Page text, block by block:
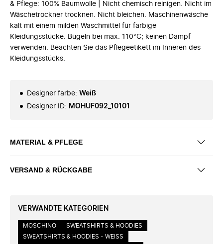
& Pflege: 100% Baumwolle | Nicht chemisch reinigen. Nicht im
Wäschetrockner trocknen. Nicht bleichen. Maschinenwäsche
kalt mit einem milden Waschmittel für farbige
Kleidungsstücke. Bügeln bei max. 110°C; keinen Dampf
verwenden. Beachten Sie das Pflegeetikett im Inneren des
Kleidungsstücks.
Designer farbe: Weiß
Designer ID: MOHUF092_10101
MATERIAL & PFLEGE
VERSAND & RÜCKGABE
VERWANDTE KATEGORIEN
MOSCHINO
SWEATSHIRTS & HOODIES
SWEATSHIRTS & HOODIES - WEISS